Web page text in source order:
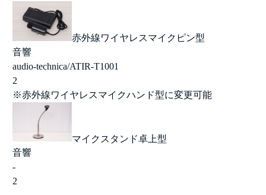
赤外線ワイヤレスマイクピン型
音響
audio-technica/ATIR-T1001
2
※赤外線ワイヤレスマイクハンド型に変更可能
マイクスタンド卓上型
音響
-
2